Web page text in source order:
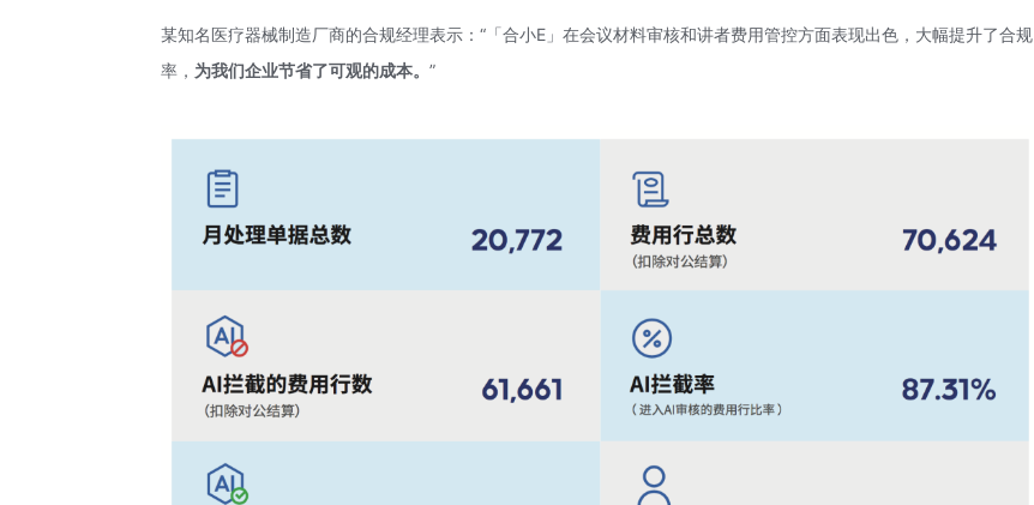
某知名医疗器械制造厂商的合规经理表示：“「合小E」在会议材料审核和讲者费用管控方面表现出色，大幅提升了合规
率， 为我们企业节省了可观的成本。”